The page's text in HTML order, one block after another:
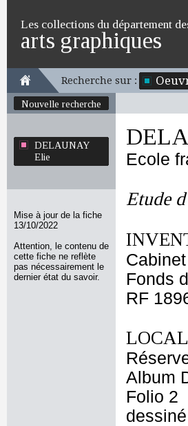
Les collections du département
arts graphiques
Recherche sur :
Nouvelle recherche
DELAUNAY
Elie
Mise à jour de la fiche
13/10/2022
Attention, le contenu de
cette fiche ne reflète
pas nécessairement le
dernier état du savoir.
Ecole
Etude
Fonds
RF
Album
Folio 2